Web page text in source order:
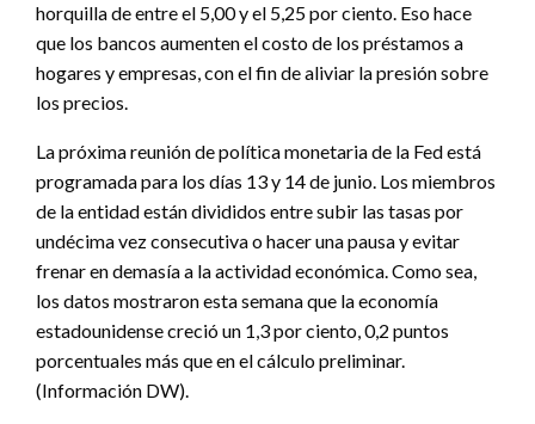
horquilla de entre el 5,00 y el 5,25 por ciento. Eso hace
que los bancos aumenten el costo de los préstamos a
hogares y empresas, con el fin de aliviar la presión sobre
los precios.
La próxima reunión de política monetaria de la Fed está
programada para los días 13 y 14 de junio. Los miembros
de la entidad están divididos entre subir las tasas por
undécima vez consecutiva o hacer una pausa y evitar
frenar en demasía a la actividad económica. Como sea,
los datos mostraron esta semana que la economía
estadounidense creció un 1,3 por ciento, 0,2 puntos
porcentuales más que en el cálculo preliminar.
(Información DW).